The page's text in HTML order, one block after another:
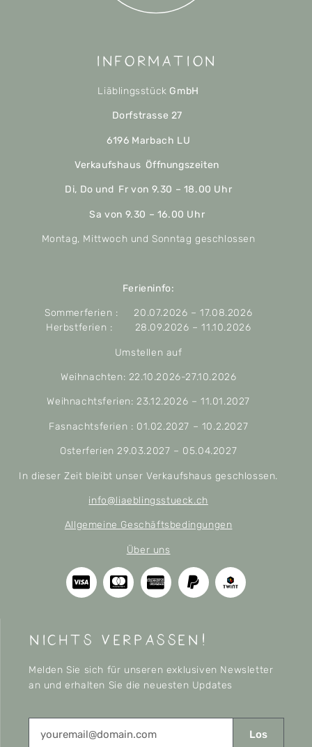
Information
Liäblingsstück GmbH
Dorfstrasse 27
6196 Marbach LU
Verkaufshaus Öffnungszeiten
Di, Do und Fr von 9.30 – 18.00 Uhr
Sa von 9.30 – 16.00 Uhr
Montag, Mittwoch und Sonntag geschlossen
Ferieninfo:
Sommerferien : 20.07.2026 – 17.08.2026
Herbstferien : 28.09.2026 – 11.10.2026
Umstellen auf
Weihnachten: 22.10.2026-27.10.2026
Weihnachtsferien: 23.12.2026 – 11.01.2027
Fasnachtsferien : 01.02.2027 – 10.2.2027
Osterferien 29.03.2027 – 05.04.2027
In dieser Zeit bleibt unser Verkaufshaus geschlossen.
info@liaeblingsstueck.ch
Allgemeine Geschäftsbedingungen
Über uns
nichts verpassen!
Melden Sie sich für unseren exklusiven Newsletter
an und erhalten Sie die neuesten Updates
Los